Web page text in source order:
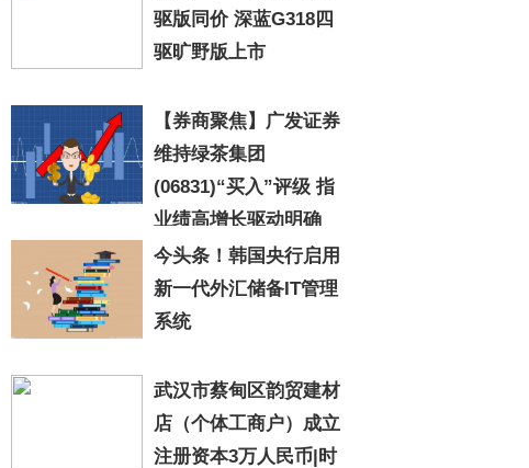
驱版同价 深蓝G318四
驱旷野版上市
【券商聚焦】广发证券
维持绿茶集团
(06831)“买入”评级 指
业绩高增长驱动明确
今头条！韩国央行启用
新一代外汇储备IT管理
系统
武汉市蔡甸区韵贸建材
店（个体工商户）成立
注册资本3万人民币|时